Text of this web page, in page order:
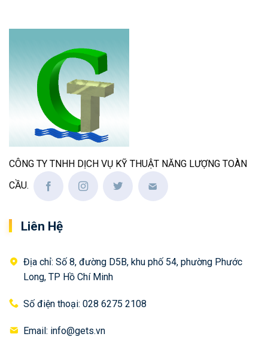
CÔNG TY TNHH DỊCH VỤ KỸ THUẬT NĂNG LƯỢNG TOÀN
CẦU.
Liên Hệ
Địa chỉ: Số 8, đường D5B, khu phố 54, phường Phước
Long, TP Hồ Chí Minh
Số điện thoại: 028 6275 2108
Email: info@gets.vn